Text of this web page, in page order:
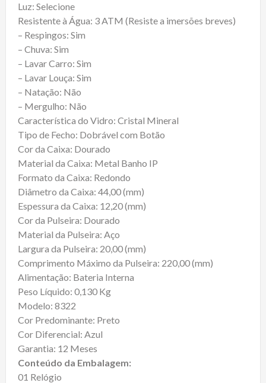
Luz: Selecione
Resistente à Água: 3 ATM (Resiste a imersões breves)
– Respingos: Sim
– Chuva: Sim
– Lavar Carro: Sim
– Lavar Louça: Sim
– Natação: Não
– Mergulho: Não
Característica do Vidro: Cristal Mineral
Tipo de Fecho: Dobrável com Botão
Cor da Caixa: Dourado
Material da Caixa: Metal Banho IP
Formato da Caixa: Redondo
Diâmetro da Caixa: 44,00 (mm)
Espessura da Caixa: 12,20 (mm)
Cor da Pulseira: Dourado
Material da Pulseira: Aço
Largura da Pulseira: 20,00 (mm)
Comprimento Máximo da Pulseira: 220,00 (mm)
Alimentação: Bateria Interna
Peso Líquido: 0,130 Kg
Modelo: 8322
Cor Predominante: Preto
Cor Diferencial: Azul
Garantia: 12 Meses
Conteúdo da Embalagem:
01 Relógio